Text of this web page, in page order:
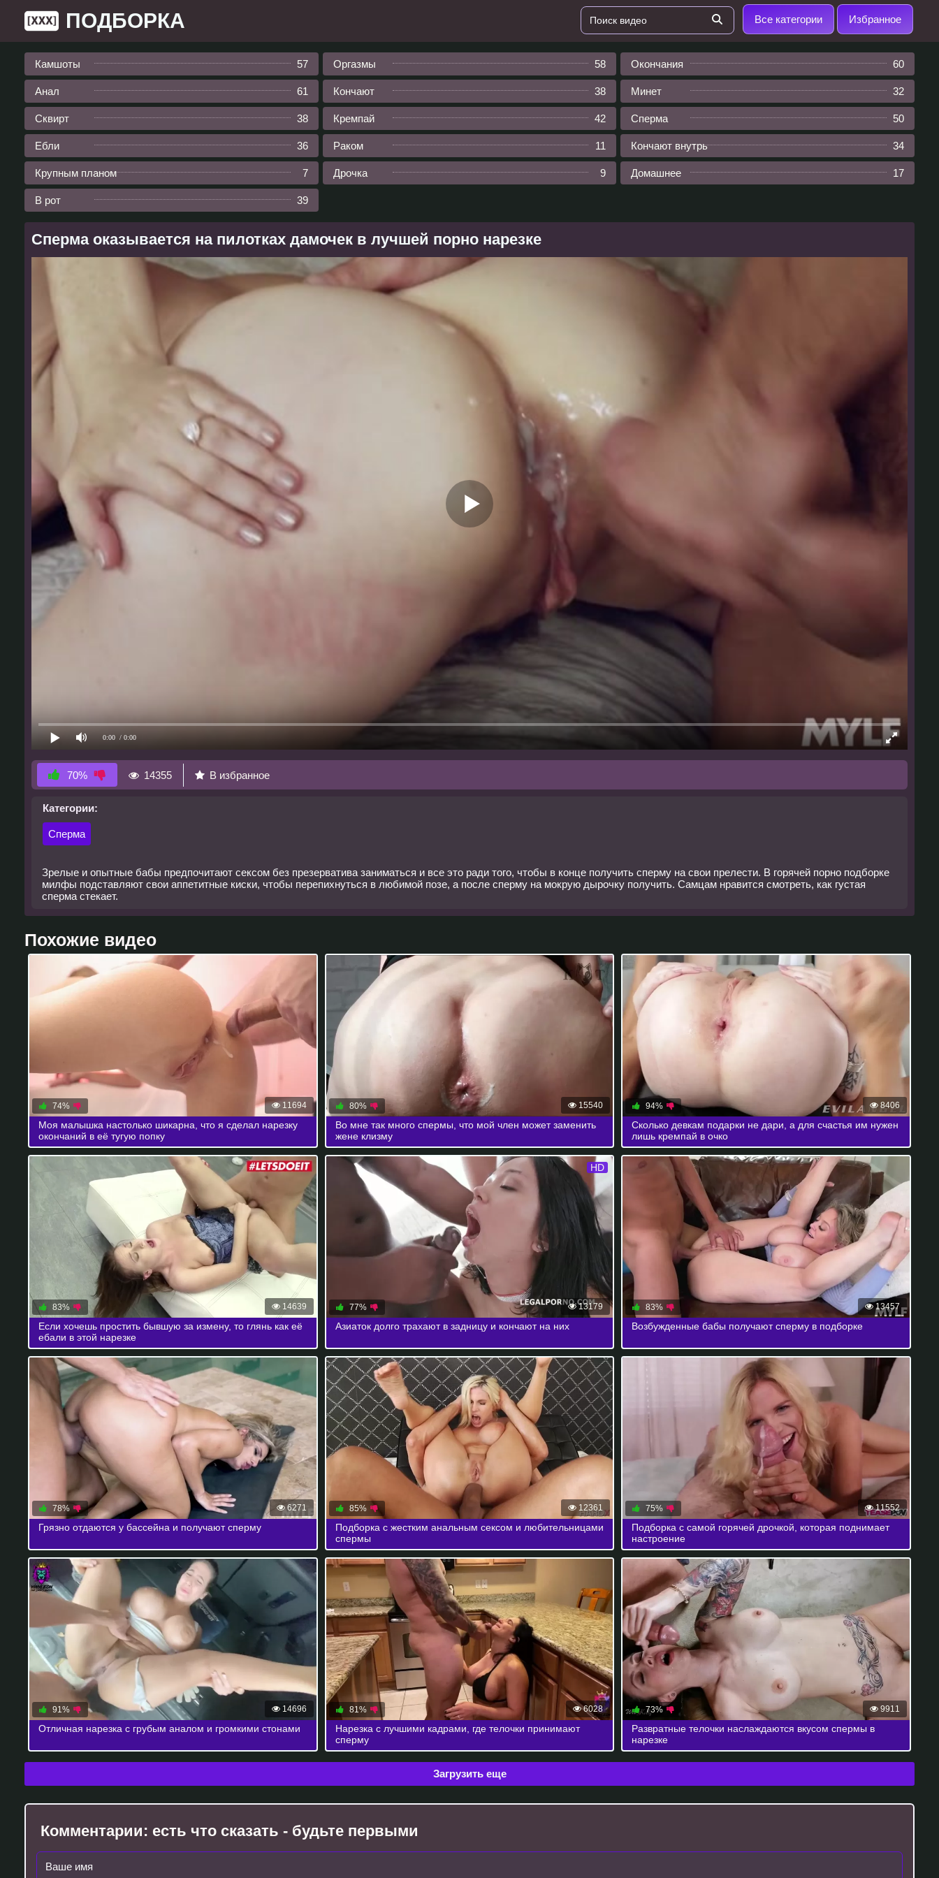
ПОДБОРКА Все категории Избранное
Камшоты 57 Оргазмы 58 Окончания 60
Анал 61 Кончают 38 Минет 32
Сквирт 38 Кремпай 42 Сперма 50
Ебли 36 Раком 11 Кончают внутрь 34
Крупным планом 7 Дрочка 9 Домашнее 17
В рот 39
Сперма оказывается на пилотках дамочек в лучшей порно нарезке
0:00 / 0:00
70% 14355 В избранное
Категории:
Сперма
Зрелые и опытные бабы предпочитают сексом без презерватива заниматься и все это ради того, чтобы в конце получить сперму на свои прелести. В горячей порно подборке
милфы подставляют свои аппетитные киски, чтобы перепихнуться в любимой позе, а после сперму на мокрую дырочку получить. Самцам нравится смотреть, как густая
сперма стекает.
Похожие видео
11694
74%
Моя малышка настолько шикарна, что я сделал нарезку
окончаний в её тугую попку
15540
80%
Во мне так много спермы, что мой член может заменить
жене клизму
8406
94%
Сколько девкам подарки не дари, а для счастья им нужен
лишь кремпай в очко
14639
83%
Если хочешь простить бывшую за измену, то глянь как её
ебали в этой нарезке
HD
13179
77%
Азиаток долго трахают в задницу и кончают на них
13457
83%
Возбужденные бабы получают сперму в подборке
6271
78%
Грязно отдаются у бассейна и получают сперму
12361
85%
Подборка с жестким анальным сексом и любительницами
спермы
11552
75%
Подборка с самой горячей дрочкой, которая поднимает
настроение
14696
91%
Отличная нарезка с грубым аналом и громкими стонами
6028
81%
Нарезка с лучшими кадрами, где телочки принимают
сперму
9911
73%
Развратные телочки наслаждаются вкусом спермы в
нарезке
Загрузить еще
Комментарии: есть что сказать - будьте первыми